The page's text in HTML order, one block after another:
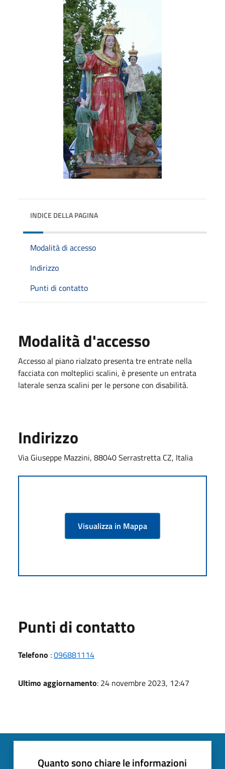
INDICE DELLA PAGINA
Modalità di accesso
Indirizzo
Punti di contatto
Modalità d'accesso
Accesso al piano rialzato presenta tre entrate nella
facciata con molteplici scalini, è presente un entrata
laterale senza scalini per le persone con disabilità.
Indirizzo
Via Giuseppe Mazzini, 88040 Serrastretta CZ, Italia
Visualizza in Mappa
Punti di contatto
Telefono :096881114
Ultimo aggiornamento: 24 novembre 2023, 12:47
Quanto sono chiare le informazioni